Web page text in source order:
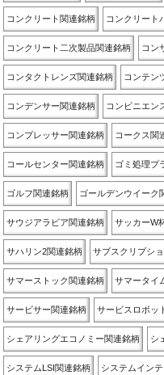
コンクリート関連銘柄 コンクリート
コンクリート二次製品関連銘柄 コン
コンタクトレンズ関連銘柄 コンテン
コンデンサー関連銘柄 コンビニエン
コンプレッサー関連銘柄 コークス関
コールセンター関連銘柄 ゴミ処理プ
ゴルフ関連銘柄 ゴールデンウイーク
サウジアラビア関連銘柄 サッカーW
サハリン2関連銘柄 サブスクリプシ
サマーストック関連銘柄 サマータイ
サービサー関連銘柄 サービスロボッ
シェアリングエコノミー関連銘柄 シ
システムLSI関連銘柄 システムイン